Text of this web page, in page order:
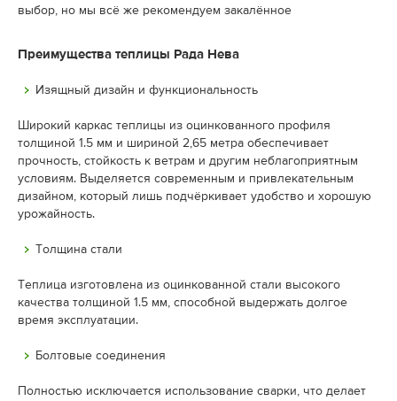
выбор, но мы всё же рекомендуем закалённое
Преимущества теплицы Рада Нева
Изящный дизайн и функциональность
Широкий каркас теплицы из оцинкованного профиля
толщиной 1.5 мм и шириной 2,65 метра обеспечивает
прочность, стойкость к ветрам и другим неблагоприятным
условиям. Выделяется современным и привлекательным
дизайном, который лишь подчёркивает удобство и хорошую
урожайность.
Толщина стали
Теплица изготовлена из оцинкованной стали высокого
качества толщиной 1.5 мм, способной выдержать долгое
время эксплуатации.
Болтовые соединения
Полностью исключается использование сварки, что делает